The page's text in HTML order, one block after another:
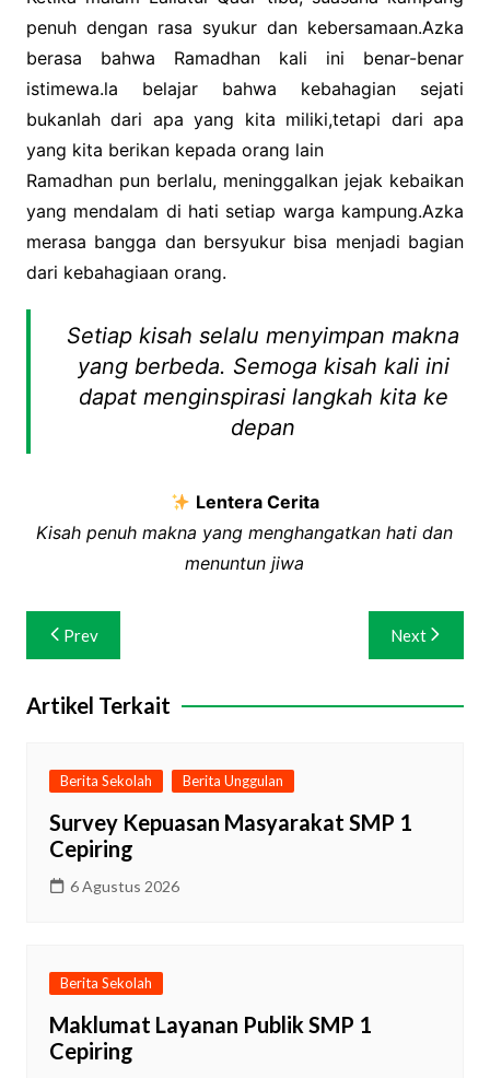
penuh dengan rasa syukur dan kebersamaan.Azka
berasa bahwa Ramadhan kali ini benar-benar
istimewa.la belajar bahwa kebahagian sejati
bukanlah dari apa yang kita miliki,tetapi dari apa
yang kita berikan kepada orang lain
Ramadhan pun berlalu, meninggalkan jejak kebaikan
yang mendalam di hati setiap warga kampung.Azka
merasa bangga dan bersyukur bisa menjadi bagian
dari kebahagiaan orang.
Setiap kisah selalu menyimpan makna
yang berbeda. Semoga kisah kali ini
dapat menginspirasi langkah kita ke
depan
Lentera Cerita
Kisah penuh makna yang menghangatkan hati dan
menuntun jiwa
Navigasi
pos
Prev Next
Artikel Terkait
Berita Sekolah Berita Unggulan
Survey Kepuasan Masyarakat SMP 1
Cepiring
6 Agustus 2026
Berita Sekolah
Maklumat Layanan Publik SMP 1
Cepiring